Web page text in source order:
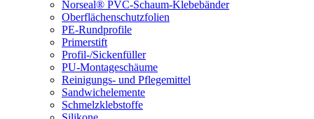
Norseal® PVC-Schaum-Klebebänder
Oberflächenschutzfolien
PE-Rundprofile
Primerstift
Profil-/Sickenfüller
PU-Montageschäume
Reinigungs- und Pflegemittel
Sandwichelemente
Schmelzklebstoffe